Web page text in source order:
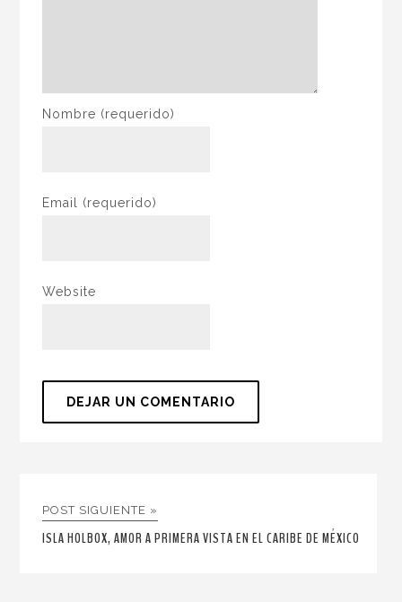
Nombre (requerido)
Email (requerido)
Website
POST SIGUIENTE »
ISLA HOLBOX, AMOR A PRIMERA VISTA EN EL CARIBE DE MÉXICO